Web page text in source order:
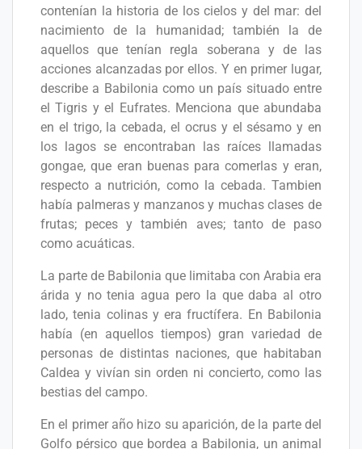
contenían la historia de los cielos y del mar: del
nacimiento de la humanidad; también la de
aquellos que tenían regla soberana y de las
acciones alcanzadas por ellos. Y en primer lugar,
describe a Babilonia como un país situado entre
el Tigris y el Eufrates. Menciona que abundaba
en el trigo, la cebada, el ocrus y el sésamo y en
los lagos se encontraban las raíces llamadas
gongae, que eran buenas para comerlas y eran,
respecto a nutrición, como la cebada. Tambien
había palmeras y manzanos y muchas clases de
frutas; peces y también aves; tanto de paso
como acuáticas.
La parte de Babilonia que limitaba con Arabia era
árida y no tenia agua pero la que daba al otro
lado, tenia colinas y era fructífera. En Babilonia
había (en aquellos tiempos) gran variedad de
personas de distintas naciones, que habitaban
Caldea y vivían sin orden ni concierto, como las
bestias del campo.
En el primer año hizo su aparición, de la parte del
Golfo pérsico que bordea a Babilonia, un animal